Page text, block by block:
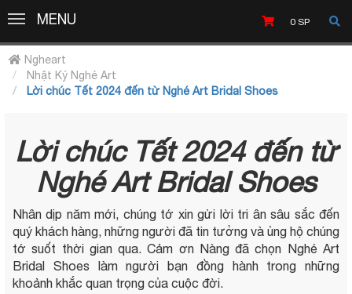
0 SP
MENUMENU
Ngheart
Nhật Ký Nghé Art
Lời chúc Tết 2024 đến từ Nghé Art Bridal Shoes
Lời chúc Tết 2024 đến từ
Nghé Art Bridal Shoes
Nhân dịp năm mới, chúng tớ xin gửi lời tri ân sâu sắc đến
quý khách hàng, những người đã tin tưởng và ủng hộ chúng
tớ suốt thời gian qua. Cảm ơn Nàng đã chọn Nghé Art
Bridal Shoes làm người bạn đồng hành trong những
khoảnh khắc quan trọng của cuộc đời.